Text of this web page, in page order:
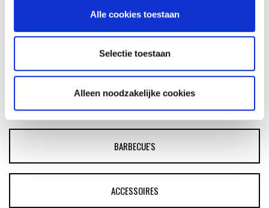
Alle cookies toestaan
Selectie toestaan
Alleen noodzakelijke cookies
GLÜHWEIN VAN DE MASTER
RECEPT
ASSORTIMENT
BARBECUE'S
ACCESSOIRES